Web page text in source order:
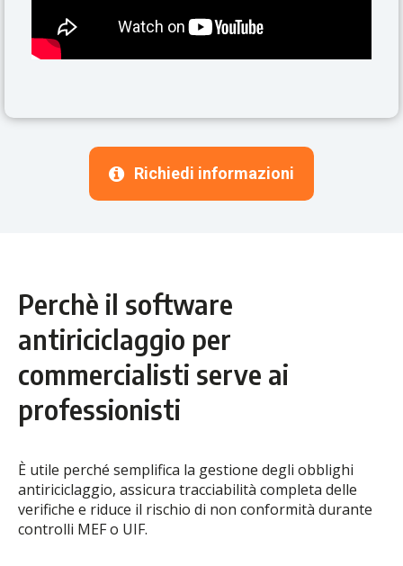
Richiedi informazioni
Perchè il software
antiriciclaggio per
commercialisti serve ai
professionisti
È utile perché semplifica la gestione degli obblighi
antiriciclaggio, assicura tracciabilità completa delle
verifiche e riduce il rischio di non conformità durante
controlli MEF o UIF.